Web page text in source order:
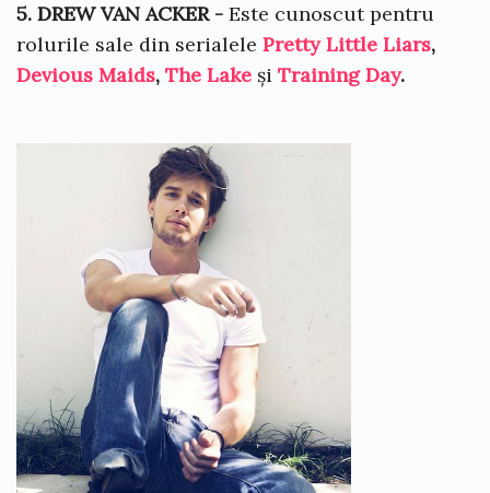
5. DREW VAN ACKER - Este cunoscut pentru
rolurile sale din serialele Pretty Little Liars,
Devious Maids, The Lake și Training Day.